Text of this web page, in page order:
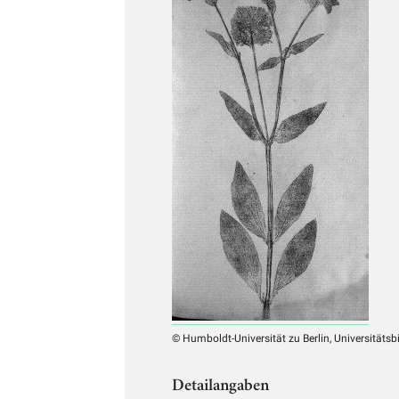
© Humboldt-Universität zu Berlin,
Detailangaben